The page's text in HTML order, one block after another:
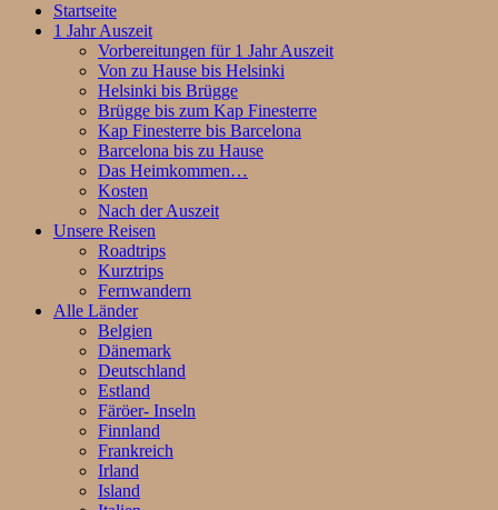
Startseite
1 Jahr Auszeit
Vorbereitungen für 1 Jahr Auszeit
Von zu Hause bis Helsinki
Helsinki bis Brügge
Brügge bis zum Kap Finesterre
Kap Finesterre bis Barcelona
Barcelona bis zu Hause
Das Heimkommen…
Kosten
Nach der Auszeit
Unsere Reisen
Roadtrips
Kurztrips
Fernwandern
Alle Länder
Belgien
Dänemark
Deutschland
Estland
Färöer- Inseln
Finnland
Frankreich
Irland
Island